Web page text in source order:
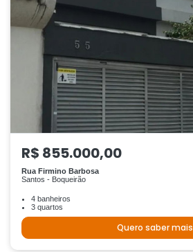
R$ 855.000,00
Rua Firmino Barbosa
Santos - Boqueirão
4 banheiros
3 quartos
Quero saber mais